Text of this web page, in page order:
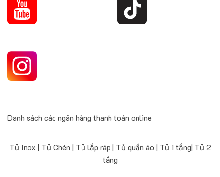
Danh sách các ngân hàng thanh toán online
Tủ Inox | Tủ Chén | Tủ lắp ráp | Tủ quần áo | Tủ 1 tầng| Tủ 2
tầng